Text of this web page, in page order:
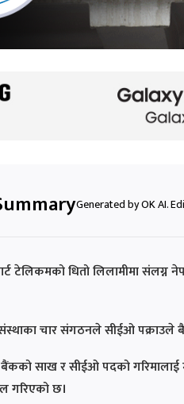
Generated by OK AI.
टेलिकमको धितो लिलामीमा संलग्न
चार संगठनले सीईओ पक्राउले
बैंकको साख र सीईओ पदको गरिमालाई
गरिएको छ।